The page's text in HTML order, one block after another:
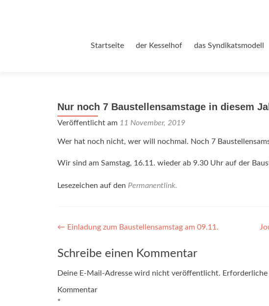
Startseite der Kesselhof das Syndikatsmodell
Nur noch 7 Baustellensamstage in diesem
Veröffentlicht am 11 November, 2019
Wer hat noch nicht, wer will nochmal. Noch 7
Wir sind am Samstag, 16.11. wieder ab 9.30 Uhr auf der
Lesezeichen auf den Permanentlink.
Beitragsnavigation
← Einladung zum Baustellensamstag am 09.11.
Schreibe einen Kommentar
Deine E-Mail-Adresse wird nicht veröffentlicht.
Kommentar
*